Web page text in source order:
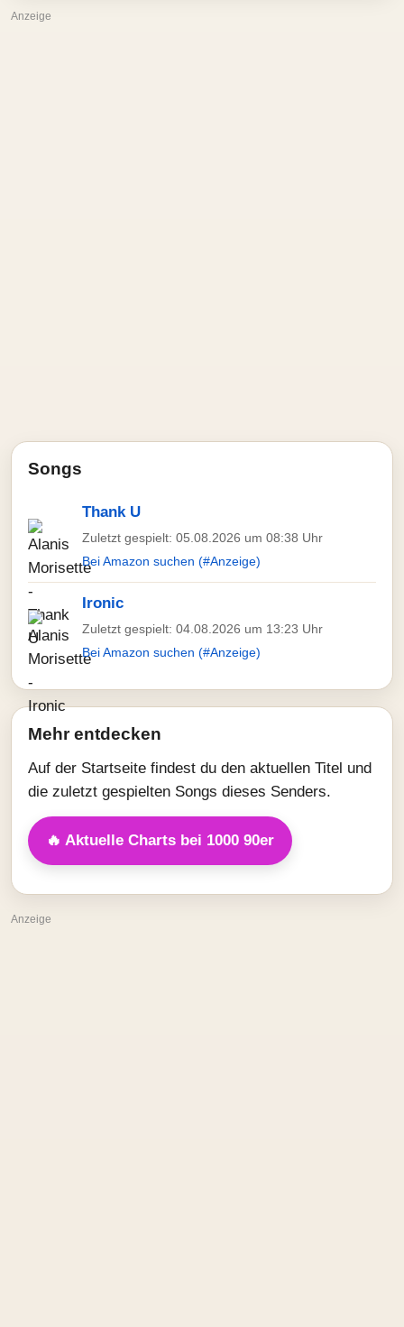
Anzeige
Songs
Thank U
Zuletzt gespielt: 05.08.2026 um 08:38 Uhr
Bei Amazon suchen (#Anzeige)
Ironic
Zuletzt gespielt: 04.08.2026 um 13:23 Uhr
Bei Amazon suchen (#Anzeige)
Mehr entdecken
Auf der Startseite findest du den aktuellen Titel und
die zuletzt gespielten Songs dieses Senders.
🔥 Aktuelle Charts bei 1000 90er
Anzeige